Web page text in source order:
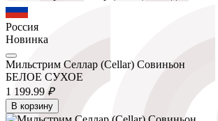
Россия
Новинка
Мильстрим Селлар (Cellar) Совиньон
БЕЛОЕ СУХОЕ
1 199.99 ₽
В корзину